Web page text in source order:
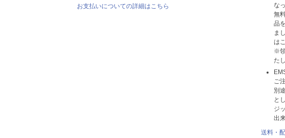
お支払いについての詳細はこちら
な
無
品
ま
は
※
た
ご
別
と
ジ
出
送料・